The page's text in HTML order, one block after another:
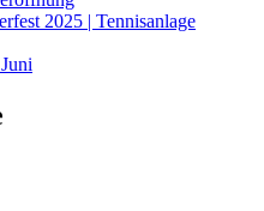
2025 | Tennisanlage